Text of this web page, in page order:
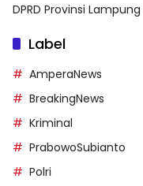
DPRD Provinsi Lampung
Label
AmperaNews
BreakingNews
Kriminal
PrabowoSubianto
Polri